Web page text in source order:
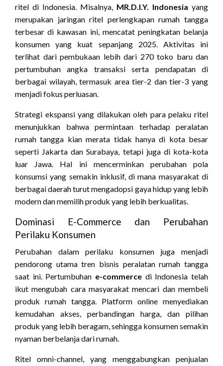
ritel di Indonesia. Misalnya, MR.D.I.Y. Indonesia yang
merupakan jaringan ritel perlengkapan rumah tangga
terbesar di kawasan ini, mencatat peningkatan belanja
konsumen yang kuat sepanjang 2025. Aktivitas ini
terlihat dari pembukaan lebih dari 270 toko baru dan
pertumbuhan angka transaksi serta pendapatan di
berbagai wilayah, termasuk area tier-2 dan tier-3 yang
menjadi fokus perluasan.
Strategi ekspansi yang dilakukan oleh para pelaku ritel
menunjukkan bahwa permintaan terhadap peralatan
rumah tangga kian merata tidak hanya di kota besar
seperti Jakarta dan Surabaya, tetapi juga di kota-kota
luar Jawa. Hal ini mencerminkan perubahan pola
konsumsi yang semakin inklusif, di mana masyarakat di
berbagai daerah turut mengadopsi gaya hidup yang lebih
modern dan memilih produk yang lebih berkualitas.
Dominasi E-Commerce dan Perubahan
Perilaku Konsumen
Perubahan dalam perilaku konsumen juga menjadi
pendorong utama tren bisnis peralatan rumah tangga
saat ini. Pertumbuhan e-commerce di Indonesia telah
ikut mengubah cara masyarakat mencari dan membeli
produk rumah tangga. Platform online menyediakan
kemudahan akses, perbandingan harga, dan pilihan
produk yang lebih beragam, sehingga konsumen semakin
nyaman berbelanja dari rumah.
Ritel omni-channel, yang menggabungkan penjualan